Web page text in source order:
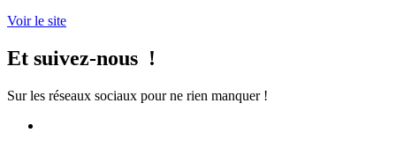
Voir le site
Et suivez-nous !
Sur les réseaux sociaux pour ne rien manquer !